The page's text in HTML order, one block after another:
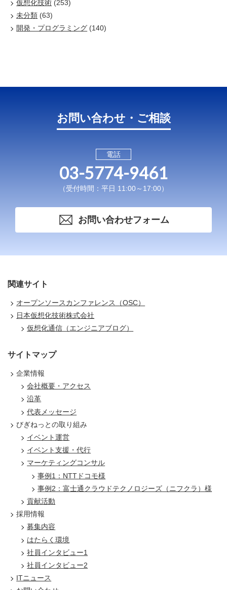
仮想化技術 (253)
未分類 (63)
開発・プログラミング (140)
お問い合わせ・ご相談
電話
03-5774-9461
（受付時間：平日 11:00～17:00）
お問い合わせフォーム
関連サイト
オープンソースカンファレンス（OSC）
日本仮想化技術株式会社
仮想化通信（エンジニアブログ）
サイトマップ
企業情報
会社概要・アクセス
沿革
代表メッセージ
びぎねっとの取り組み
イベント運営
イベント支援・代行
マーケティングコンサル
事例1：NTTドコモ様
事例2：富士通クラウドテクノロジーズ（ニフクラ）様
貢献活動
採用情報
募集内容
はたらく環境
社員インタビュー1
社員インタビュー2
ITニュース